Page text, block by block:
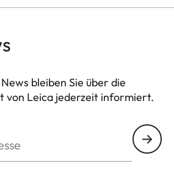
sorgt im entscheidenden
bleiben Sie über die
von Leica jederzeit informiert.